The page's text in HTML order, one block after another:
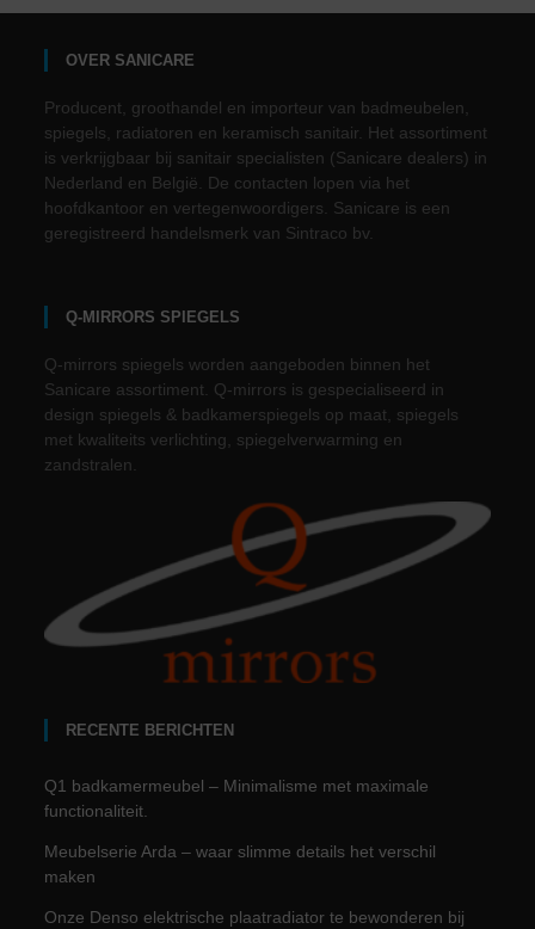
OVER SANICARE
Producent, groothandel en importeur van badmeubelen,
spiegels, radiatoren en keramisch sanitair. Het assortiment
is verkrijgbaar bij sanitair specialisten (Sanicare dealers) in
Nederland en België. De contacten lopen via het
hoofdkantoor en vertegenwoordigers. Sanicare is een
geregistreerd handelsmerk van Sintraco bv.
Q-MIRRORS SPIEGELS
Q-mirrors spiegels worden aangeboden binnen het
Sanicare assortiment. Q-mirrors is gespecialiseerd in
design spiegels & badkamerspiegels op maat, spiegels
met kwaliteits verlichting, spiegelverwarming en
zandstralen.
RECENTE BERICHTEN
Q1 badkamermeubel – Minimalisme met maximale
functionaliteit.
Meubelserie Arda – waar slimme details het verschil
maken
Onze Denso elektrische plaatradiator te bewonderen bij